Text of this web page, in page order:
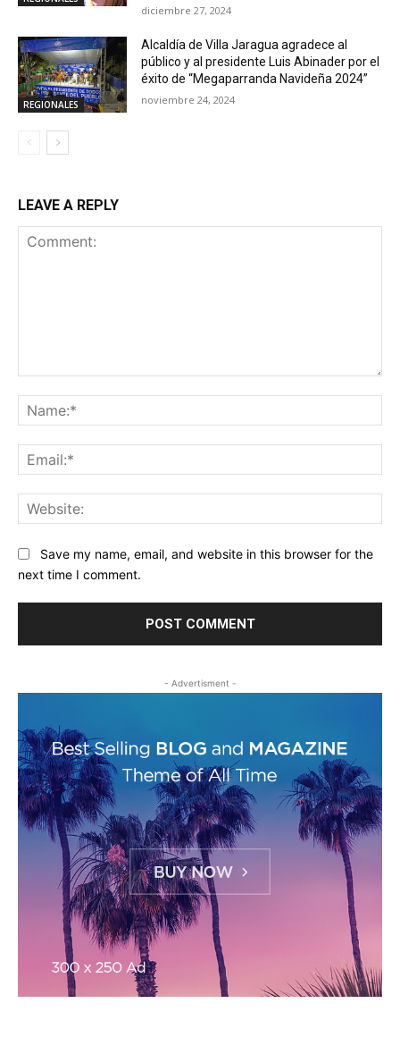
diciembre 27, 2024
REGIONALES
Alcaldía de Villa Jaragua agradece al
público y al presidente Luis Abinader por el
éxito de “Megaparranda Navideña 2024”
noviembre 24, 2024
LEAVE A REPLY
Save my name, email, and website in this browser for the
next time I comment.
- Advertisment -